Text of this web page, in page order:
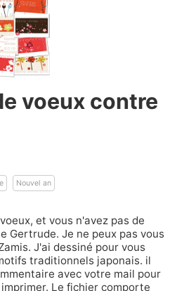
voeux contre
Nouvel an
et vous n'avez pas de
Gertrude. Je ne peux pas vous
J'ai dessiné pour vous
traditionnels japonais. il
avec votre mail pour
Le fichier comporte